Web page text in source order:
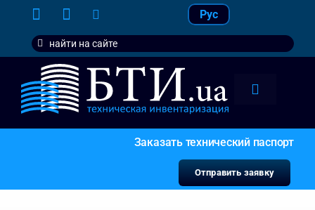
content
Рус
Search
for:
Toggle
услуги
Заказать технический паспорт
Отправить заявку